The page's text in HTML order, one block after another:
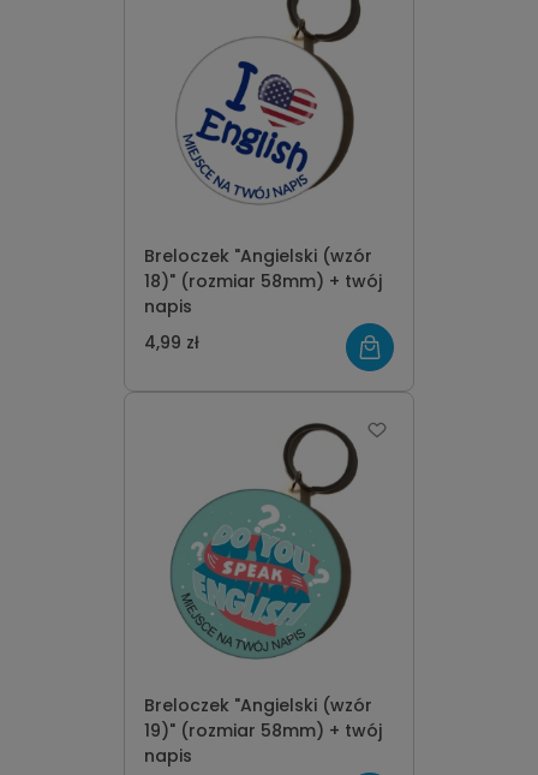
Breloczek "Angielski (wzór
18)" (rozmiar 58mm) + twój
napis
4,99 zł
Breloczek "Angielski (wzór
19)" (rozmiar 58mm) + twój
napis